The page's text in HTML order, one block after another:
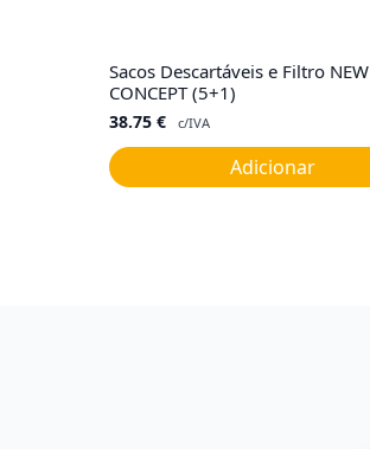
Sacos Descartáveis e Filtro NEW
CONCEPT (5+1)
38.75 € c/IVA
Adicionar